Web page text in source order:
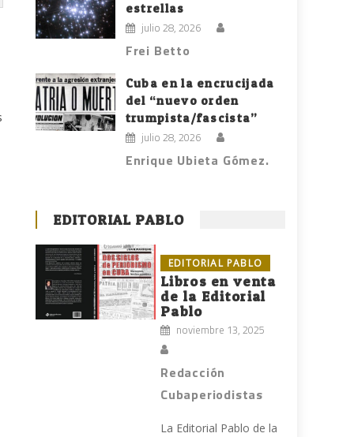
estrellas
julio 28, 2026
Frei Betto
Cuba en la encrucijada
del “nuevo orden
trumpista/fascista”
julio 28, 2026
Enrique Ubieta Gómez.
EDITORIAL PABLO
EDITORIAL PABLO
Libros en venta
de la Editorial
Pablo
noviembre 13, 2025
Redacción
Cubaperiodistas
La Editorial Pablo de la